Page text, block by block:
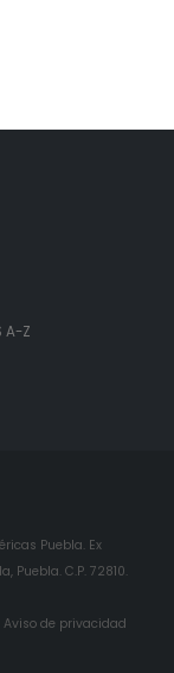
A-Z
Puebla. Ex
Puebla. C.P. 72810.
Aviso de privacidad